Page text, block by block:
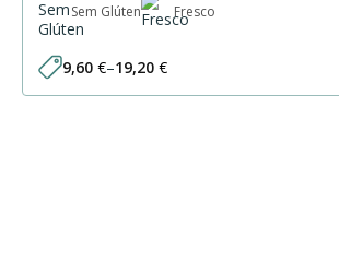
Sem Glúten Fresco
9,60 €–19,20 €
Price
range: